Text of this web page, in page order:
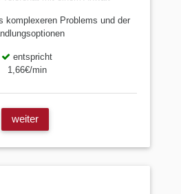
komplexeren Problems und der
entspricht
1,66€/min
weiter